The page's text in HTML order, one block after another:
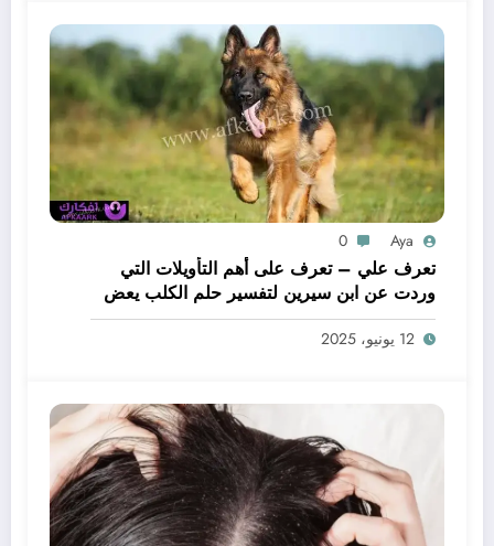
Aya
0
تعرف علي – تعرف على أهم التأويلات التي
وردت عن ابن سيرين لتفسير حلم الكلب يعض
يدي – بالتفصيل
12 يونيو، 2025